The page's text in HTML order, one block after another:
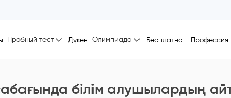
Пробный тест Дүкен Олимпиада Бесплатно Профессия
білім алушылардың